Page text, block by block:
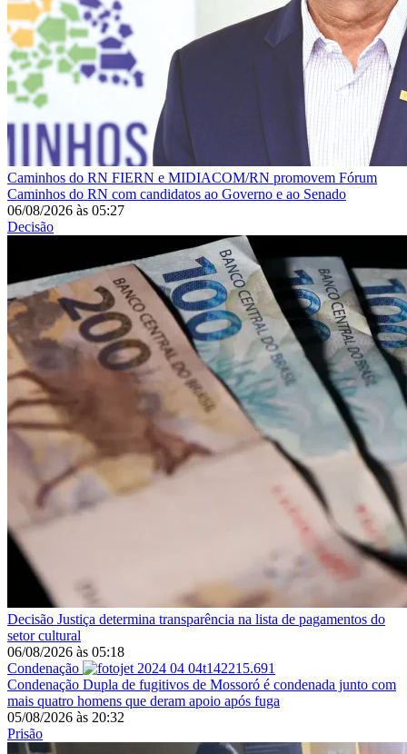
Caminhos do RN FIERN e MIDIACOM/RN promovem Fórum
Caminhos do RN com candidatos ao Governo e ao Senado
06/08/2026 às 05:27
Decisão
Decisão Justiça determina transparência na lista de pagamentos do
setor cultural
06/08/2026 às 05:18
Condenação
Condenação Dupla de fugitivos de Mossoró é condenada junto com
mais quatro homens que deram apoio após fuga
05/08/2026 às 20:32
Prisão